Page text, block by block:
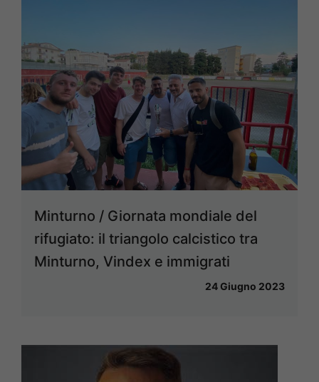
Minturno / Giornata mondiale del
rifugiato: il triangolo calcistico tra
Minturno, Vindex e immigrati
24 Giugno 2023